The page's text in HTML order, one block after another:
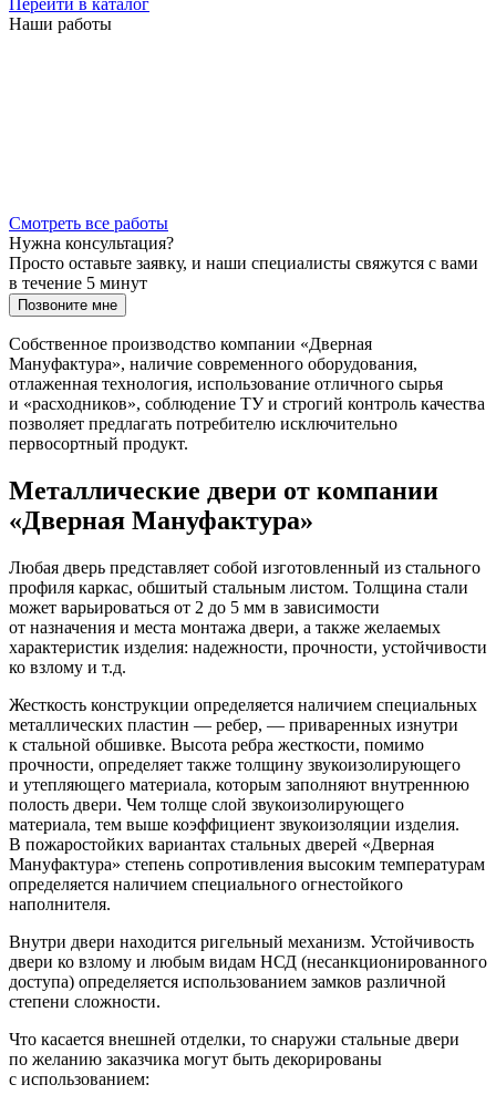
Наши работы
Смотреть все работы
Нужна консультация?
Просто оставьте заявку, и наши специалисты свяжутся с вами
в течение 5 минут
Позвоните мне
Собственное производство компании «Дверная
Мануфактура», наличие современного оборудования,
отлаженная технология, использование отличного сырья
и «расходников», соблюдение ТУ и строгий контроль качества
позволяет предлагать потребителю исключительно
первосортный продукт.
Металлические двери от компании
«Дверная Мануфактура»
Любая дверь представляет собой изготовленный из стального
профиля каркас, обшитый стальным листом. Толщина стали
может варьироваться от 2 до 5 мм в зависимости
от назначения и места монтажа двери, а также желаемых
характеристик изделия: надежности, прочности, устойчивости
ко взлому и т.д.
Жесткость конструкции определяется наличием специальных
металлических пластин — ребер, — приваренных изнутри
к стальной обшивке. Высота ребра жесткости, помимо
прочности, определяет также толщину звукоизолирующего
и утепляющего материала, которым заполняют внутреннюю
полость двери. Чем толще слой звукоизолирующего
материала, тем выше коэффициент звукоизоляции изделия.
В пожаростойких вариантах стальных дверей «Дверная
Мануфактура» степень сопротивления высоким температурам
определяется наличием специального огнестойкого
наполнителя.
Внутри двери находится ригельный механизм. Устойчивость
двери ко взлому и любым видам НСД (несанкционированного
доступа) определяется использованием замков различной
степени сложности.
Что касается внешней отделки, то снаружи стальные двери
по желанию заказчика могут быть декорированы
с использованием: